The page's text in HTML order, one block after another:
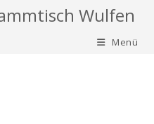
Wulfen
Menü